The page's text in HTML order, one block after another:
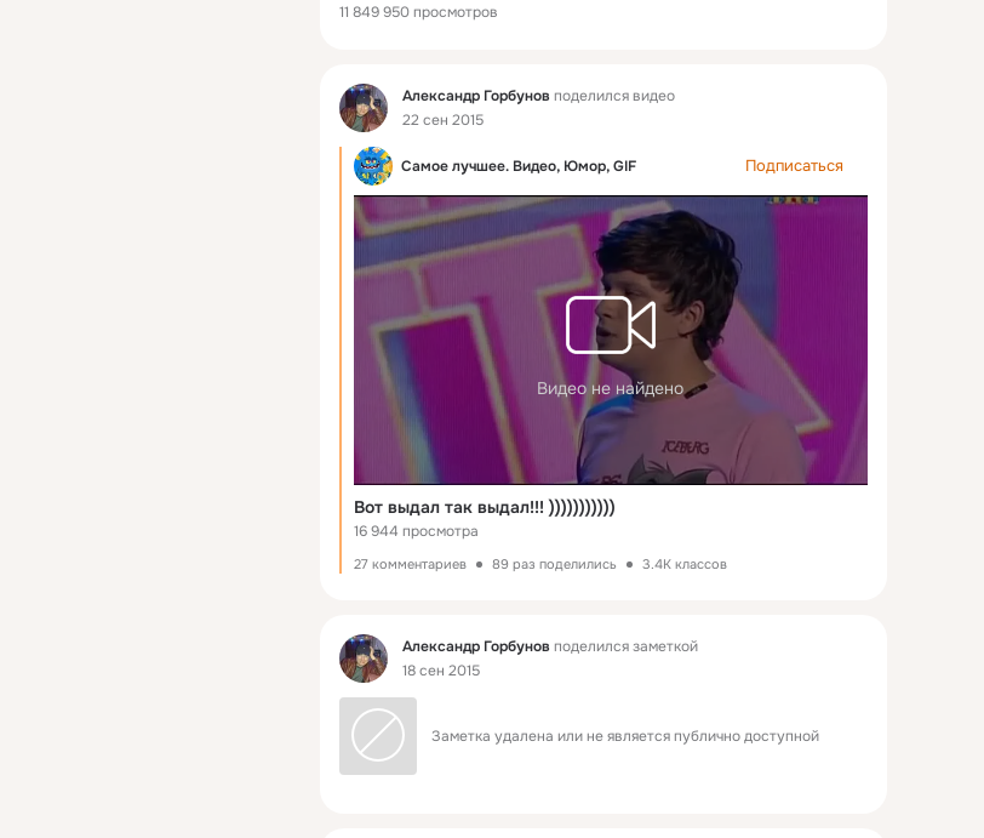
11 849 950 просмотров
Фид Александр Горбунов поделился видео
22 сен 2015
Самое лучшее. Видео, Юмор, GIF Подписаться
Видео не найдено
Вот выдал так выдал!!! )))))))))))
16 944 просмотра
27 комментариев 89 раз поделились 3.4K классов
Фид Александр Горбунов поделился заметкой
18 сен 2015
Заметка удалена или не является публично доступной